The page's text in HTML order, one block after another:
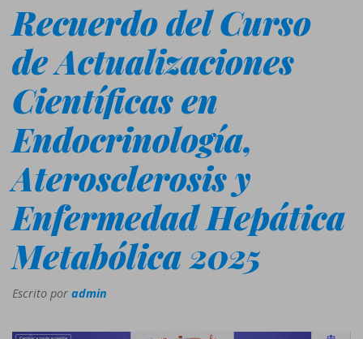
Recuerdo del Curso
de Actualizaciones
Científicas en
Endocrinología,
Aterosclerosis y
Enfermedad Hepática
Metabólica 2025
Escrito por admin